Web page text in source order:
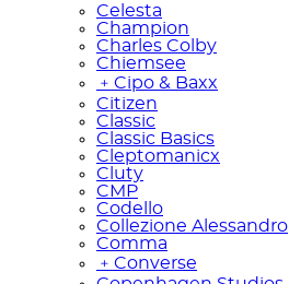
Celesta
Champion
Charles Colby
Chiemsee
﹢ Cipo & Baxx
Citizen
Classic
Classic Basics
Cleptomanicx
Cluty
CMP
Codello
Collezione Alessandro
Comma
﹢ Converse